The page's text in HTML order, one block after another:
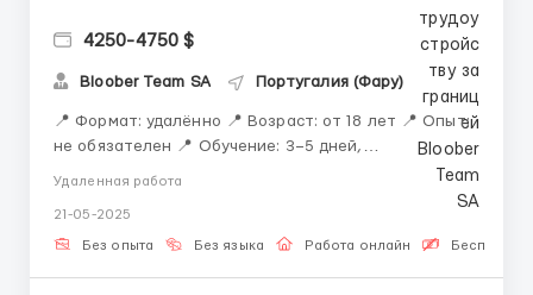
4250-4750 $
Bloober Team SA Португалия (Фару)
📍 Формат: удалённо 📍 Возраст: от 18 лет 📍 Опыт:
не обязателен 📍 Обучение: 3–5 дней,
индивидуально 📍 Процессы: работа в цифровой
работа: Вы будете выполнять задачи, связанные с
контролем и сопровождением цифровых операций.
Удаленная работа
21-05-2025
Без опыта Без языка Работа онлайн